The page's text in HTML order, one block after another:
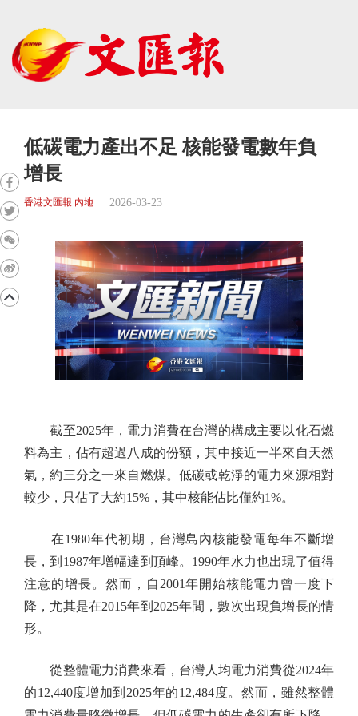
低碳電力產出不足 核能發電數年負
增長
香港文匯報 內地 2026-03-23
截至2025年，電力消費在台灣的構成主要以化石燃
料為主，佔有超過八成的份額，其中接近一半來自天然
氣，約三分之一來自燃煤。低碳或乾淨的電力來源相對
較少，只佔了大約15%，其中核能佔比僅約1%。
在1980年代初期，台灣島內核能發電每年不斷增
長，到1987年增幅達到頂峰。1990年水力也出現了值得
注意的增長。然而，自2001年開始核能電力曾一度下
降，尤其是在2015年到2025年間，數次出現負增長的情
形。
從整體電力消費來看，台灣人均電力消費從2024年
的12,440度增加到2025年的12,484度。然而，雖然整體